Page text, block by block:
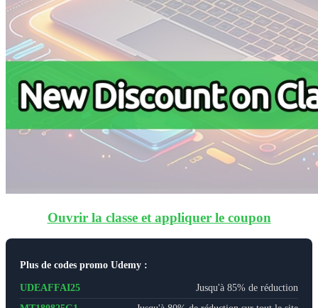
Ouvrir la classe et appliquer le coupon
Plus de codes promo Udemy :
UDEAFFAI25
Jusqu'à 85% de réduction